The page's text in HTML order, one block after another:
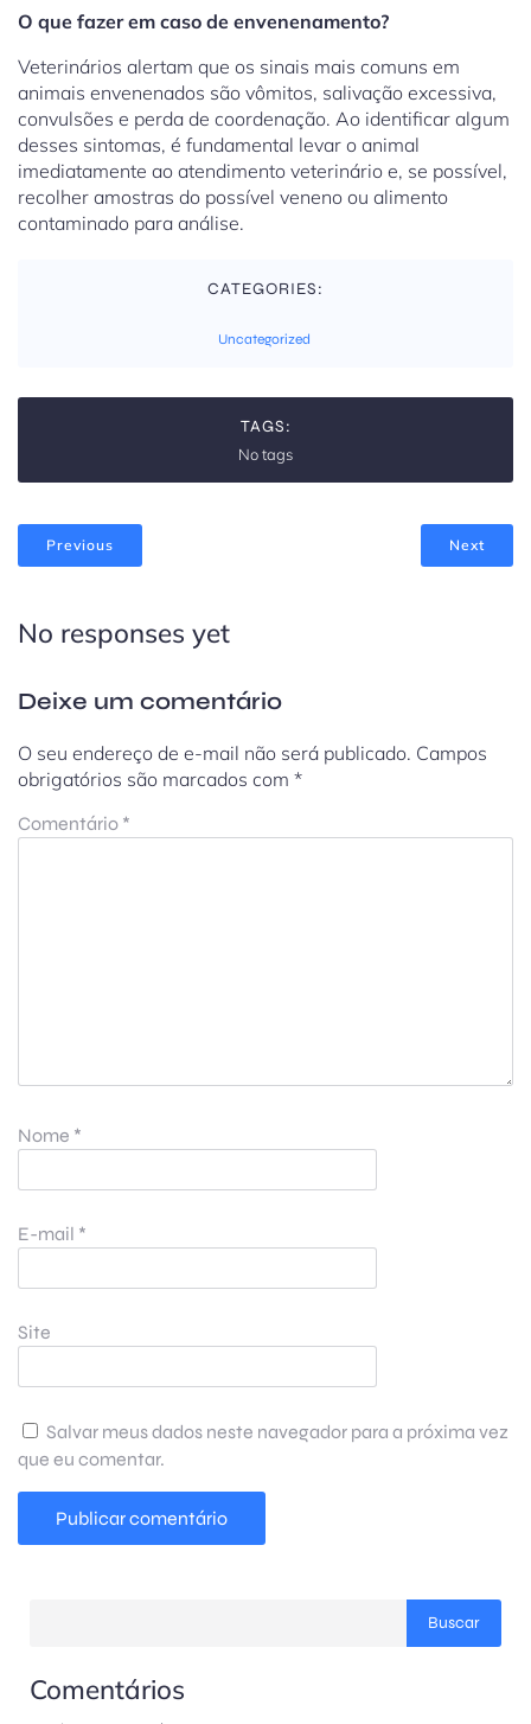
O que fazer em caso de envenenamento?
Veterinários alertam que os sinais mais comuns em
animais envenenados são vômitos, salivação excessiva,
convulsões e perda de coordenação. Ao identificar algum
desses sintomas, é fundamental levar o animal
imediatamente ao atendimento veterinário e, se possível,
recolher amostras do possível veneno ou alimento
contaminado para análise.
CATEGORIES:
Uncategorized
TAGS:
No tags
Previous Next
No responses yet
Deixe um comentário
O seu endereço de e-mail não será publicado. Campos
obrigatórios são marcados com *
Comentário *
Nome *
E-mail *
Site
Salvar meus dados neste navegador para a próxima vez
que eu comentar.
Buscar
Comentários